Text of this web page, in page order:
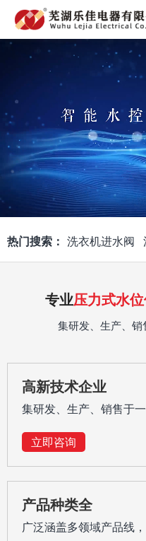
热门搜索： 洗衣机进水阀
专业压力式水
集研发、生产、
高新技术企业
集研发、生产、销售于
立即咨询
产品种类全
广泛涵盖多领域产品线，